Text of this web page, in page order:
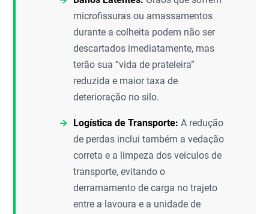
microfissuras ou amassamentos
durante a colheita podem não ser
descartados imediatamente, mas
terão sua “vida de prateleira”
reduzida e maior taxa de
deterioração no silo.
Logística de Transporte: A redução
de perdas inclui também a vedação
correta e a limpeza dos veículos de
transporte, evitando o
derramamento de carga no trajeto
entre a lavoura e a unidade de